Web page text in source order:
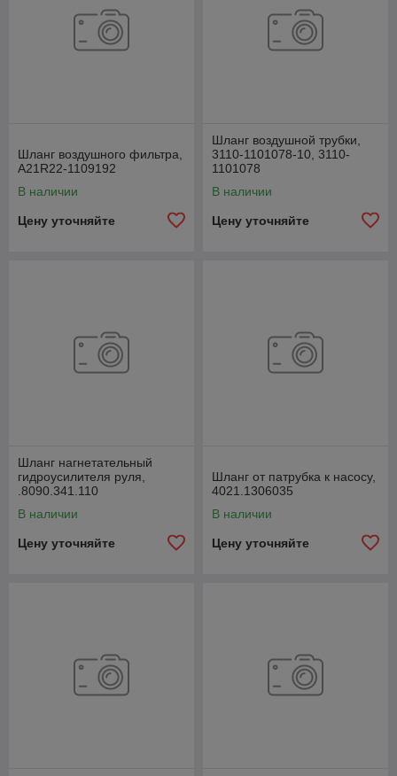
Шланг воздушного фильтра,
А21R22-1109192
В наличии
Цену уточняйте
Шланг воздушной трубки,
3110-1101078-10, 3110-
1101078
В наличии
Цену уточняйте
Шланг нагнетательный
гидроусилителя руля,
.8090.341.110
В наличии
Цену уточняйте
Шланг от патрубка к насосу,
4021.1306035
В наличии
Цену уточняйте